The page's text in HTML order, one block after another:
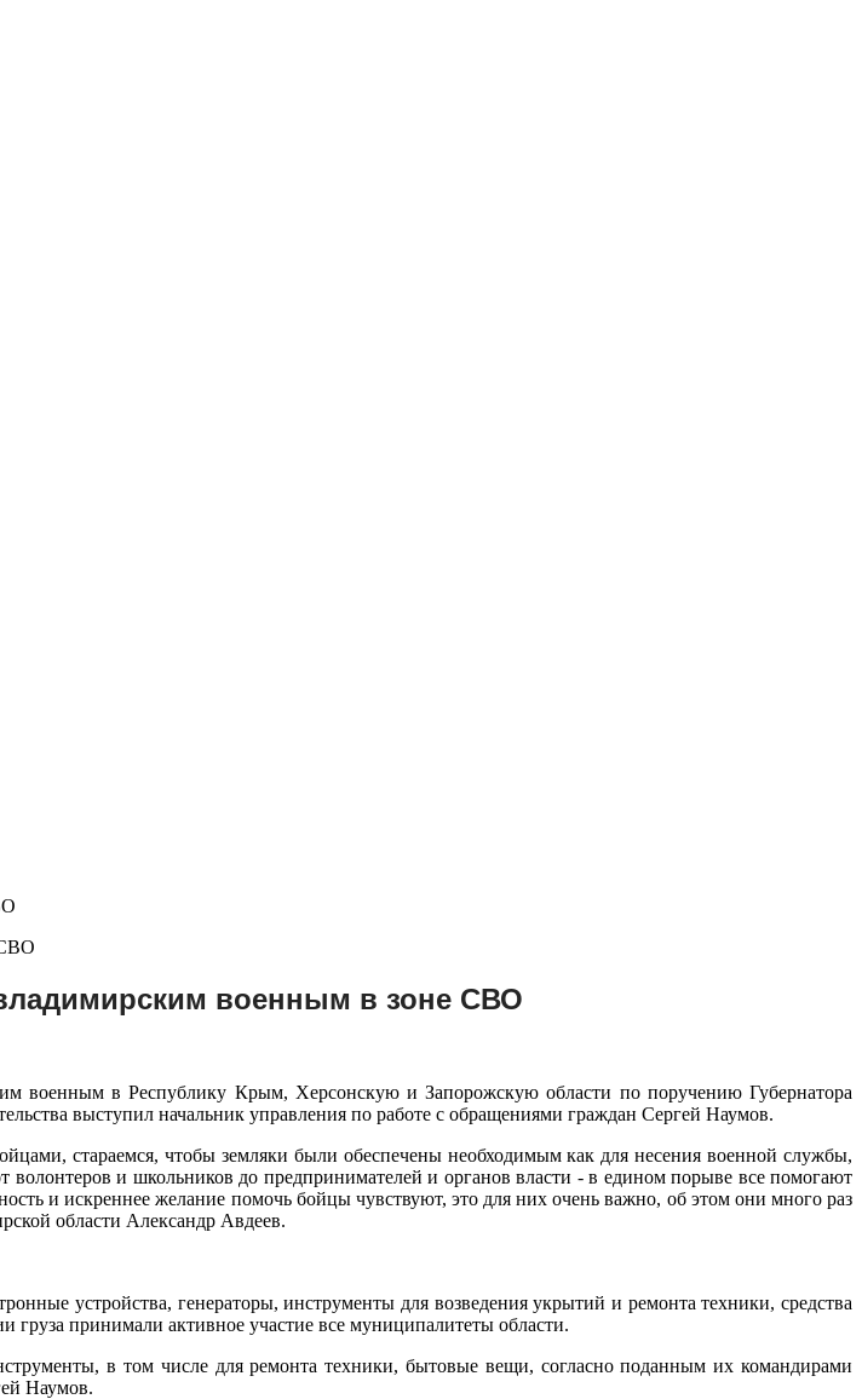
военным в зоне СВО
военным в Республику Крым, Херсонскую и Запорожскую области по поручению Губернатора
выступил начальник управления по работе с обращениями граждан Сергей Наумов.
стараемся, чтобы земляки были обеспечены необходимым как для несения военной службы,
и школьников до предпринимателей и органов власти - в едином порыве все помогают
и искреннее желание помочь бойцы чувствуют, это для них очень важно, об этом они много раз
области Александр Авдеев.
устройства, генераторы, инструменты для возведения укрытий и ремонта техники, средства
принимали активное участие все муниципалитеты области.
в том числе для ремонта техники, бытовые вещи, согласно поданным их командирами
Наумов.